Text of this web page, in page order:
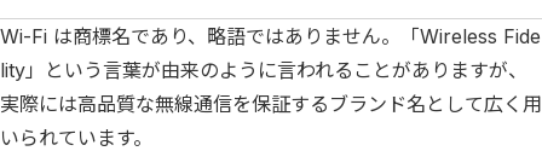
Wi-Fi は商標名であり、略語ではありません。「Wireless Fide
lity」という言葉が由来のように言われることがありますが、
実際には高品質な無線通信を保証するブランド名として広く用
いられています。